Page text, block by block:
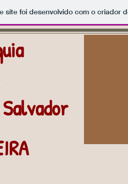
site foi desenvolvido com o criador